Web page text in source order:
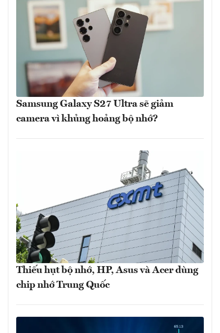
Samsung Galaxy S27 Ultra sẽ giảm
camera vì khủng hoảng bộ nhớ?
Thiếu hụt bộ nhớ, HP, Asus và Acer dùng
chip nhớ Trung Quốc